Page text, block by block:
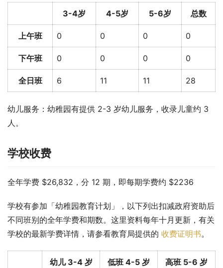
3-4岁 4-5岁 5-6岁 总数
上午班 0 0 0 0
下午班 0 0 0 0
全日班 6 11 11 28
幼儿服务：幼稚园有提供 2-3 岁幼儿服务，收录儿童约 3
人。
学校收费
全年学费 $26,832，分 12 期，即每期学费约 $2236
学校有参加「幼稚园教育计划」，以下列出扣减政府资助后
不同班别的全年学费和期数。这里资料每年十月更新，有关
学校的最新学费详情，请参看教育局提供的 收费证明书。
幼儿 3-4 岁 低班 4-5 岁 高班 5-6 岁